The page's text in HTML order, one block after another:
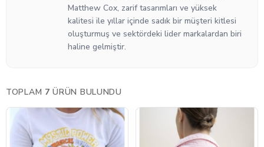
Matthew Cox, zarif tasarımları ve yüksek
kalitesi ile yıllar içinde sadık bir müşteri kitlesi
oluşturmuş ve sektördeki lider markalardan biri
haline gelmiştir.
TOPLAM 7 ÜRÜN BULUNDU